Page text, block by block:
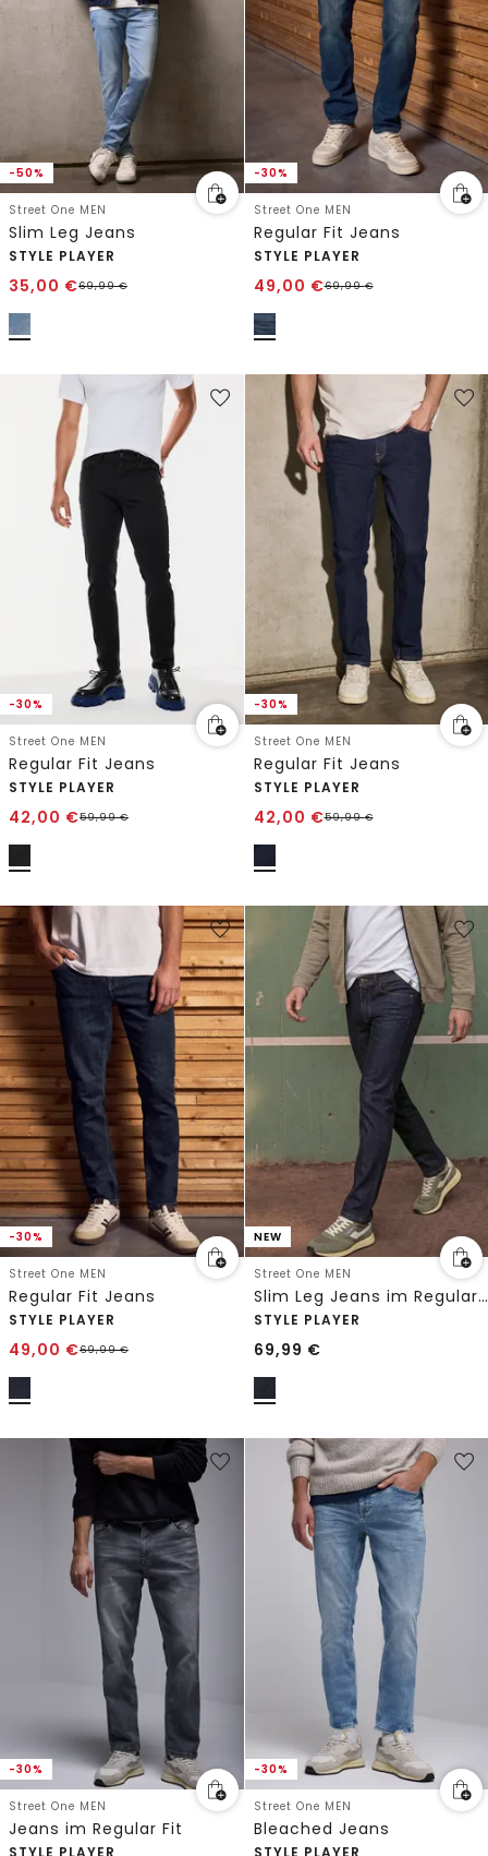
-50%
Street One MEN
Slim Leg Jeans
STYLE PLAYER
35,00 €69,99€
-30%
Street One MEN
Regular Fit Jeans
STYLE PLAYER
49,00 €69,99€
-30%
Street One MEN
Regular Fit Jeans
STYLE PLAYER
42,00 €59,99€
-30%
Street One MEN
Regular Fit Jeans
STYLE PLAYER
42,00 €59,99€
-30%
Street One MEN
Regular Fit Jeans
STYLE PLAYER
49,00 €69,99€
NEW
Street One MEN
Slim Leg Jeans im Regular Fit
STYLE PLAYER
69,99 €
-30%
Street One MEN
Jeans im Regular Fit
STYLE PLAYER
-30%
Street One MEN
Bleached Jeans
STYLE PLAYER